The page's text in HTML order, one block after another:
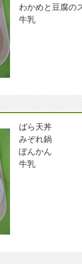
わかめと豆腐の
牛乳
ばら天丼
みぞれ鍋
ぽんかん
牛乳